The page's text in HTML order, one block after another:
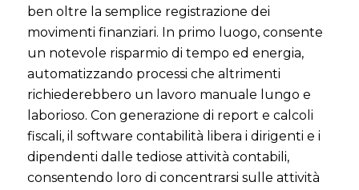
ben oltre la semplice registrazione dei
movimenti finanziari. In primo luogo, consente
un notevole risparmio di tempo ed energia,
automatizzando processi che altrimenti
richiederebbero un lavoro manuale lungo e
laborioso. Con generazione di report e calcoli
fiscali, il software contabilità libera i dirigenti e i
dipendenti dalle tediose attività contabili,
consentendo loro di concentrarsi sulle attività